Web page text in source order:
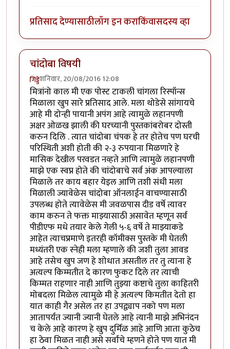
प्रतिसाद देण्यासाठीलॉग इन कराकिंवासदस्य व्हा
चांदोबा विषयी
गिड्डेशनिवार, 20/08/2016 12:08
मित्रांनो काल मी एक पोस्ट टाकली चांगला रिस्पॉन्स
मिळाला खुप सारे प्रतिसाद आले. मला थोडेसे सांगायचे
आहे मी दोन्ही पायानी अपंग आहे त्यामुळे लहानपणी
अक्षर ओळख झाली की घरच्यानी पुस्तकांबरोबर दोस्ती
करुन दिलि . त्यात चांदोबा चंपक हे तर होतेच पण घरची
परिस्थिती अशी होती की २-३ रुपयाना मिळणारे हे
मासिक देखील परवडत नव्हते आणि त्यामुळे लहानपणी
माझे एक स्वप्न होते की चांदोबाचे सर्व अंक आपल्याला
मिळाले तर काय बहार येइल आणि तशी संधी मला
मिळाली ज्यावेळेस चांदोबा ऑनलाईन वाचण्यासाठी
उपलब्ध होते त्यावेळेस मी जवळपास दीड वर्षे त्यावर
काम करुन ते फक्त माझ्यासाठी असावेत म्हणून सर्व
पीडीएफ मधे तयार केले गेली ५-६ वर्षे ते माझ्याकडे
आहेत त्याचप्रमाणे इतरही कॉमीक्स पुस्तके मी घेतली
मध्यंतरी एक स्नेही मला म्हणाले की जशी तुला आवड
आहे तसेच खुप जण हे शोधात असतील तर तु त्याना हे
अत्यल्प किम्मतीत दे कारण फुकट दिले तर त्याची
किम्मत राहणार नाही आणि तुझ्या कष्टाचे तुला काहितरी
मोबदला मिळेल त्यामुळे मी हे अत्यल्प किमतीत देतो हा
यात काही गैर असेल तर हा उपद्व्याप नको पण मला
आतापर्यंत ज्यानी ज्यानी घेतले आहे त्यानी माझे अभिनंदन
च केले आहे कारण हे खुप दुर्मिळ आहे आणि आता कुठेच
हा ठेवा मिळत नाही असे सर्वांचे म्हणने होते पण यात मी